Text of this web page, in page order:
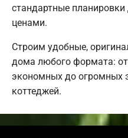
стандартные
ценами.
Строим удобные,
дома любого формата:
экономных до огромных
коттеджей.